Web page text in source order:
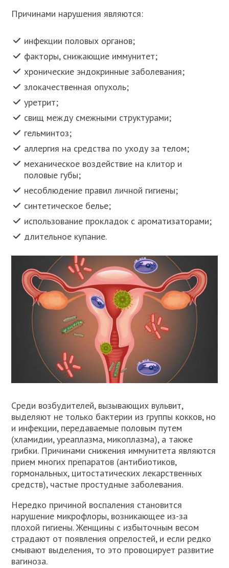
Причинами нарушения являются:
инфекции половых органов;
факторы, снижающие иммунитет;
хронические эндокринные заболевания;
злокачественная опухоль;
уретрит;
свищ между смежными структурами;
гельминтоз;
аллергия на средства по уходу за телом;
механическое воздействие на клитор и
половые губы;
несоблюдение правил личной гигиены;
синтетическое белье;
использование прокладок с ароматизаторами;
длительное купание.
Среди возбудителей, вызывающих вульвит,
выделяют не только бактерии из группы кокков, но
и инфекции, передаваемые половым путем
(хламидии, уреаплазма, микоплазма), а также
грибки. Причинами снижения иммунитета являются
прием многих препаратов (антибиотиков,
гормональных, цитостатических лекарственных
средств), частые простудные заболевания.
Нередко причиной воспаления становится
нарушение микрофлоры, возникающее из-за
плохой гигиены. Женщины с избыточным весом
страдают от появления опрелостей, и если редко
смывают выделения, то это провоцирует развитие
вагиноза.